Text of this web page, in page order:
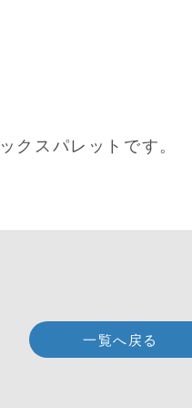
クスパレットです。
一覧へ戻る